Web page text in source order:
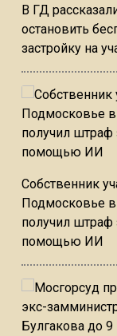
В ГД
остановить
застройку на
Собственник
Подмосковье
получил
помощью ИИ